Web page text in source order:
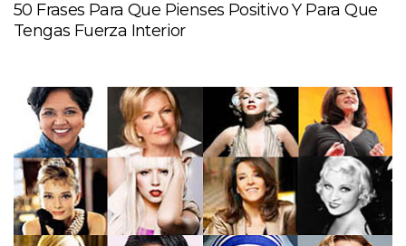
50 Frases Para Que Pienses Positivo Y Para Que
Tengas Fuerza Interior